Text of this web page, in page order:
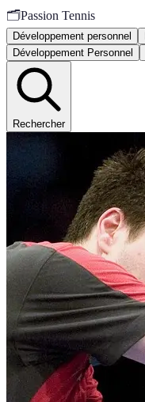
🗂️Passion Tennis
Développement personnel
Développement Personnel
Rechercher